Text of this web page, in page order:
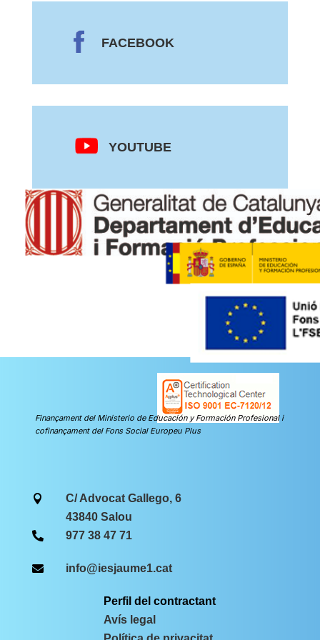
FACEBOOK
YOUTUBE
Finançament del Ministerio de Educación y Formación Profesional i
cofinançament del Fons Social Europeu Plus

C/ Advocat Gallego, 6
43840 Salou
 977 38 47 71
 info@iesjaume1.cat
Perfil del contractant
Avís legal